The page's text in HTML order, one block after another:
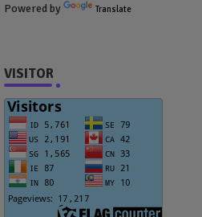
Powered by Translate
VISITOR